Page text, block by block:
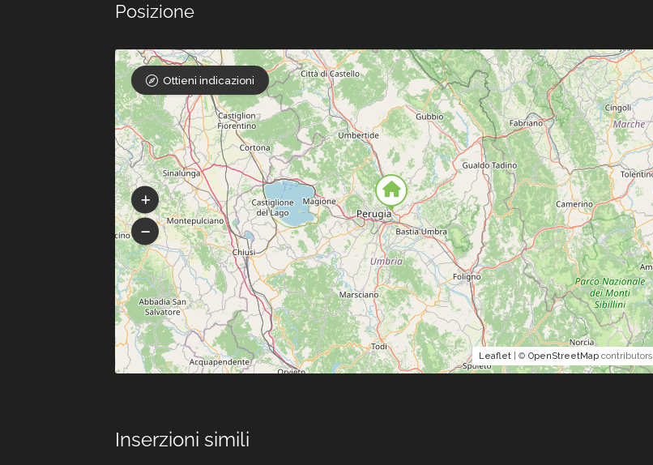
Posizione
Leaflet| © OpenStreetMapcontributors
Ottieni indicazioni
Inserzioni simili